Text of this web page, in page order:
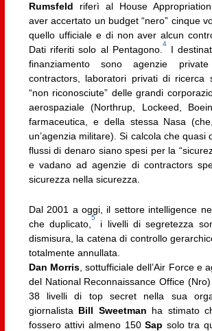
Rumsfeld riferì al House
aver accertato un budget “nero” cinque
quello ufficiale e di non aver alcun
Dati riferiti solo al Pentagono.
4
I
finanziamento sono agenzie private
contractors, laboratori privati di ricerca
“non riconosciute” delle grandi
aerospaziale (Northrup, Lockeed,
farmaceutica, e della stessa Nasa
un’agenzia militare). Si calcola che quasi
flussi di denaro siano spesi per la
e vadano ad agenzie di contractors
sicurezza nella sicurezza.
Dal 2001 a oggi, il settore intelligence
che duplicato,
5
i livelli di segretezza
dismisura, la catena di controllo
totalmente annullata.
Dan Morris, sottufficiale dell’Air Force e
del National Reconnaissance Office
38 livelli di top secret nella sua
giornalista Bill Sweetman ha stimato
fossero attivi almeno 150Sap solo tra